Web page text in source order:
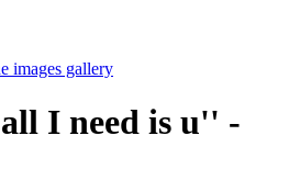
images gallery
I need is u'' -